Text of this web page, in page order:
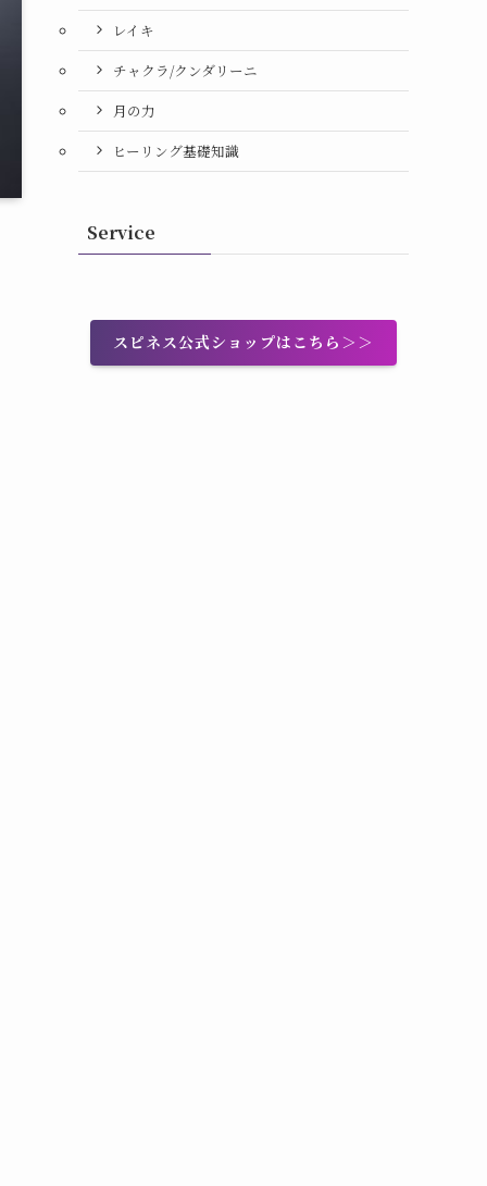
レイキ
チャクラ/クンダリーニ
月の力
ヒーリング基礎知識
Service
スピネス公式ショップはこちら＞＞